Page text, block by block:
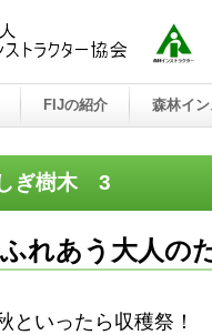
ぎ樹木 3
れあう大人の
といったら収穫祭！
FIJの紹介 森林イ